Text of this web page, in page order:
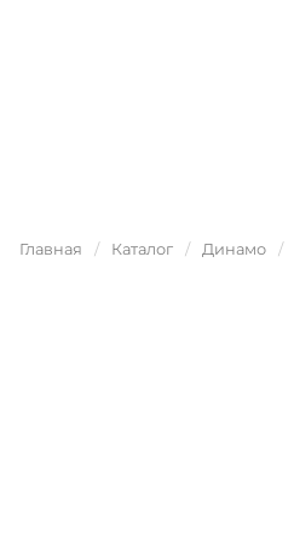
Главная / Каталог / Динамо /